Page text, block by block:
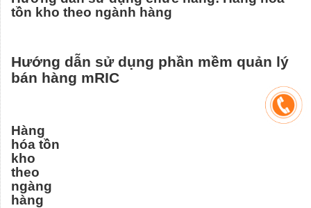
tồn kho theo ngành hàng
Hướng dẫn sử dụng phần mềm quản lý
bán hàng mRIC
Hàng
hóa tồn
kho
theo
ngàng
hàng